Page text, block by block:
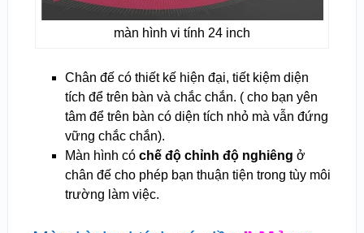
màn hình vi tính 24 inch
Chân đế có thiết kế hiện đại, tiết kiệm diện
tích để trên bàn và chắc chắn. ( cho bạn yên
tâm để trên bàn có diện tích nhỏ mà vẫn đứng
vững chắc chắn).
Màn hình có chế độ chỉnh độ nghiêng ở
chân đế cho phép bạn thuận tiện trong tùy môi
trường làm việc.